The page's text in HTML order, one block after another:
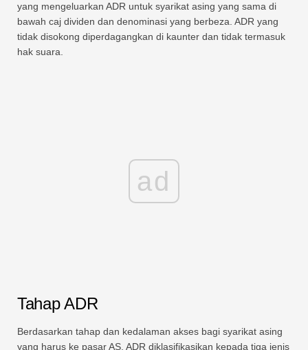
yang mengeluarkan ADR untuk syarikat asing yang sama di
bawah caj dividen dan denominasi yang berbeza. ADR yang
tidak disokong diperdagangkan di kaunter dan tidak termasuk
hak suara.
ad
Tahap ADR
Berdasarkan tahap dan kedalaman akses bagi syarikat asing
yang harus ke pasar AS, ADR diklasifikasikan kepada tiga jenis